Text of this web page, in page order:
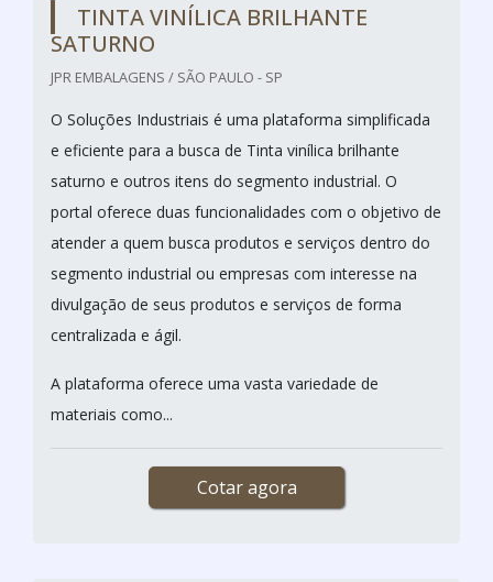
TINTA VINÍLICA BRILHANTE
SATURNO
JPR EMBALAGENS / SÃO PAULO - SP
O Soluções Industriais é uma plataforma simplificada
e eficiente para a busca de Tinta vinílica brilhante
saturno e outros itens do segmento industrial. O
portal oferece duas funcionalidades com o objetivo de
atender a quem busca produtos e serviços dentro do
segmento industrial ou empresas com interesse na
divulgação de seus produtos e serviços de forma
centralizada e ágil.
A plataforma oferece uma vasta variedade de
materiais como...
Cotar agora